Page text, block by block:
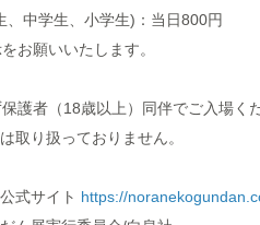
、中学生、小学生)：当日800円
お願いいたします。
護者（18歳以上）同伴でご入場くだ
取り扱っておりません。
式サイト https://